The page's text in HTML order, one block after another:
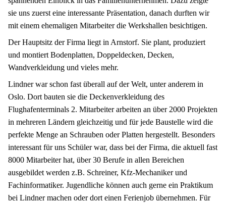
sie uns zuerst eine interessante Präsentation, danach durften wir
mit einem ehemaligen Mitarbeiter die Werkshallen besichtigen.
Der Hauptsitz der Firma liegt in Arnstorf. Sie plant, produziert
und montiert Bodenplatten, Doppeldecken, Decken,
Wandverkleidung und vieles mehr.
Lindner war schon fast überall auf der Welt, unter anderem in
Oslo. Dort bauten sie die Deckenverkleidung des
Flughafenterminals 2. Mitarbeiter arbeiten an über 2000 Projekten
in mehreren Ländern gleichzeitig und für jede Baustelle wird die
perfekte Menge an Schrauben oder Platten hergestellt. Besonders
interessant für uns Schüler war, dass bei der Firma, die aktuell fast
8000 Mitarbeiter hat, über 30 Berufe in allen Bereichen
ausgebildet werden z.B. Schreiner, Kfz-Mechaniker und
Fachinformatiker. Jugendliche können auch gerne ein Praktikum
bei Lindner machen oder dort einen Ferienjob übernehmen. Für